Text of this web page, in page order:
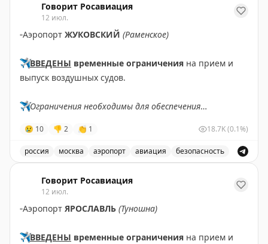
Говорит Росавиация
12 июл.
▫️Аэропорт ЖУКОВСКИЙ (Раменское)
✈️ВВЕДЕНЫ временные ограничения на прием и
выпуск воздушных судов.
✈️Ограничения необходимы для обеспечения
✈️ Говорит Росавиация| MАХ
😢 10 👎 2 👏 1 18.7K(0.1%)
россия москва аэропорт авиация безопасность
Говорит Росавиация
12 июл.
▫️Аэропорт ЯРОСЛАВЛЬ (Туношна)
✈️ВВЕДЕНЫ временные ограничения на прием и